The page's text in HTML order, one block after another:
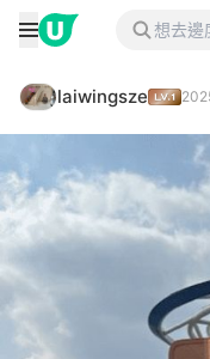
laiwingsze